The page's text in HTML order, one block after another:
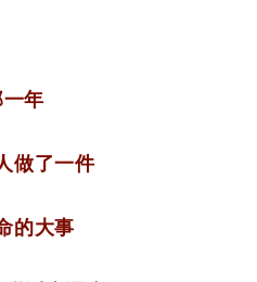
年
做了一件
的大事